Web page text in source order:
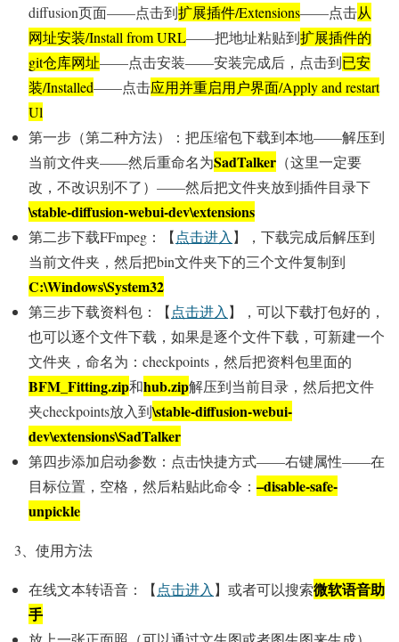
diffusion页面——点击到扩展插件/Extensions——点击从
网址安装/Install from URL——把地址粘贴到扩展插件的
git仓库网址——点击安装——安装完成后，点击到已安
装/Installed——点击应用并重启用户界面/Apply and restart
Ul
第一步（第二种方法）：把压缩包下载到本地——解压到
当前文件夹——然后重命名为SadTalker （这里一定要
改，不改识别不了）——然后把文件夹放到插件目录下
\stable-diffusion-webui-dev\extensions
第二步下载FFmpeg：【点击进入】，下载完成后解压到
当前文件夹，然后把bin文件夹下的三个文件复制到
C:\Windows\System32
第三步下载资料包：【点击进入】，可以下载打包好的，
也可以逐个文件下载，如果是逐个文件下载，可新建一个
文件夹，命名为：checkpoints，然后把资料包里面的
BFM_Fitting.zip和hub.zip解压到当前目录，然后把文件
夹checkpoints放入到\stable-diffusion-webui-
dev\extensions\SadTalker
第四步添加启动参数：点击快捷方式——右键属性——在
目标位置，空格，然后粘贴此命令： –disable-safe-
unpickle
3、使用方法
在线文本转语音：【点击进入】或者可以搜索微软语音助
手